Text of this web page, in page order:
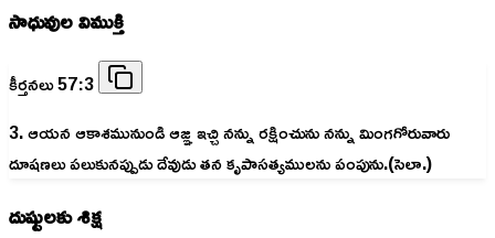
సాధువుల విముక్తి
కీర్తనలు 57:3
3. ఆయన ఆకాశమునుండి ఆజ్ఞ ఇచ్చి నన్ను రక్షించును నన్ను మింగగోరువారు
దూషణలు పలుకునప్పుడు దేవుడు తన కృపాసత్యములను పంపును.(సెలా.)
దుష్టులకు శిక్ష